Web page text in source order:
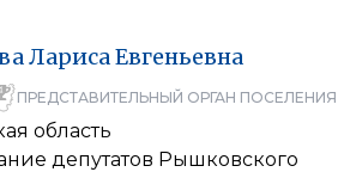
ЛарисаЕвгеньевна
ПРЕДСТАВИТЕЛЬНЫЙ ОРГАН ПОСЕЛЕНИЯ
область
депутатов Рышковского